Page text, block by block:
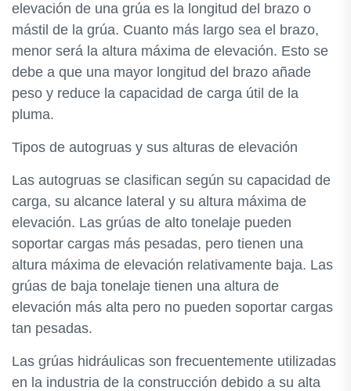
elevación de una grúa es la longitud del brazo o
mástil de la grúa. Cuanto más largo sea el brazo,
menor será la altura máxima de elevación. Esto se
debe a que una mayor longitud del brazo añade
peso y reduce la capacidad de carga útil de la
pluma.
Tipos de autogruas y sus alturas de elevación
Las autogruas se clasifican según su capacidad de
carga, su alcance lateral y su altura máxima de
elevación. Las grúas de alto tonelaje pueden
soportar cargas más pesadas, pero tienen una
altura máxima de elevación relativamente baja. Las
grúas de baja tonelaje tienen una altura de
elevación más alta pero no pueden soportar cargas
tan pesadas.
Las grúas hidráulicas son frecuentemente utilizadas
en la industria de la construcción debido a su alta